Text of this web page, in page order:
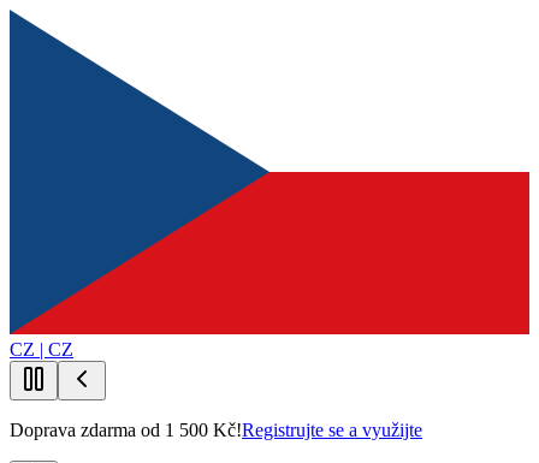
CZ | CZ
Doprava zdarma od 1 500 Kč!Registrujte se a využijte